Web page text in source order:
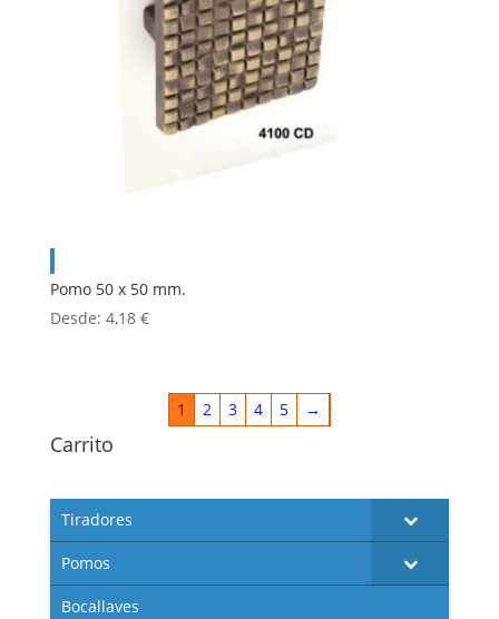
Pomo 50 x 50 mm.
Desde: 4,18 €
1 2 3 4 5 →
Carrito
Tiradores
Pomos
Bocallaves